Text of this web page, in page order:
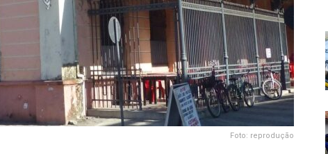
Foto: reprodução